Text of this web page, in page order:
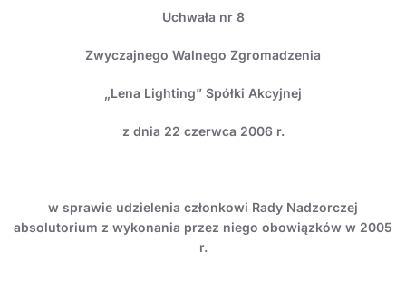
Uchwała nr 8
Zwyczajnego Walnego Zgromadzenia
„Lena Lighting” Spółki Akcyjnej
z dnia 22 czerwca 2006 r.
w sprawie udzielenia członkowi Rady Nadzorczej
absolutorium z wykonania przez niego obowiązków w 2005
r.